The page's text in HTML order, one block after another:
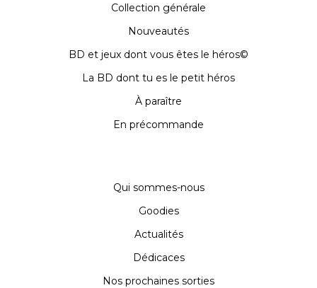
Collection générale
Nouveautés
BD et jeux dont vous êtes le héros©
La BD dont tu es le petit héros
À paraître
En précommande
Qui sommes-nous
Goodies
Actualités
Dédicaces
Nos prochaines sorties